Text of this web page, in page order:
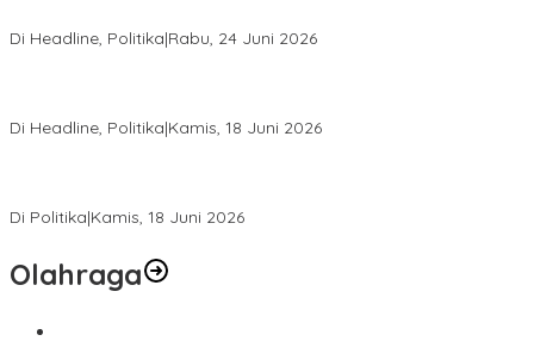
Di Headline, Politika|Rabu, 24 Juni 2026
Di Headline, Politika|Kamis, 18 Juni 2026
Di Politika|Kamis, 18 Juni 2026
Olahraga